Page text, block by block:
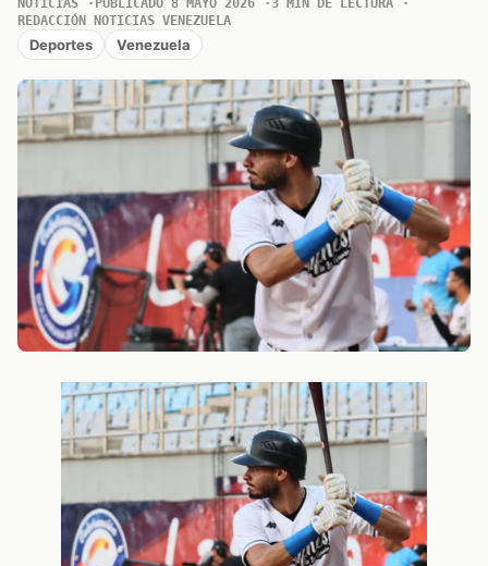
NOTICIAS PUBLICADO 8 MAYO 2026
3 MIN DE LECTURA
REDACCIÓN NOTICIAS VENEZUELA
Deportes Venezuela